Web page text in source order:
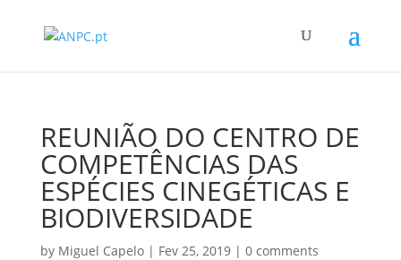
REUNIÃO DO CENTRO DE
COMPETÊNCIAS DAS
ESPÉCIES CINEGÉTICAS E
BIODIVERSIDADE
by Miguel Capelo| Fev 25, 2019| 0 comments